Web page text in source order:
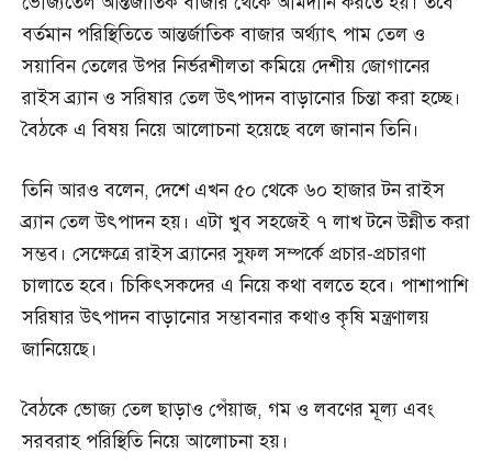
বর্তমান পরিস্থিতিতে আন্তর্জাতিক বাজার অর্থ্যাৎ পাম তেল ও
সয়াবিন তেলের উপর নির্ভরশীলতা কমিয়ে দেশীয় জোগানের
রাইস ব্র্যান ও সরিষার তেল উৎপাদন বাড়ানোর চিন্তা করা হচ্ছে।
বৈঠকে এ বিষয় নিয়ে আলোচনা হয়েছে বলে জানান তিনি।
তিনি আরও বলেন, দেশে এখন ৫০ থেকে ৬০ হাজার টন রাইস
ব্র্যান তেল উৎপাদন হয়। এটা খুব সহজেই ৭ লাখ টনে উন্নীত করা
সম্ভব। সেক্ষেত্রে রাইস ব্র্যানের সুফল সম্পর্কে প্রচার-প্রচারণা
চালাতে হবে। চিকিৎসকদের এ নিয়ে কথা বলতে হবে। পাশাপাশি
সরিষার উৎপাদন বাড়ানোর সম্ভাবনার কথাও কৃষি মন্ত্রণালয়
জানিয়েছে।
বৈঠকে ভোজ্য তেল ছাড়াও পেঁয়াজ, গম ও লবণের মূল্য এবং
সরবরাহ পরিস্থিতি নিয়ে আলোচনা হয়।